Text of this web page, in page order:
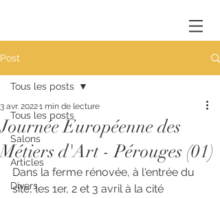
Post
Tous les posts
Salons
Articles
Divers
Tous les posts
Journée Européenne des
Métiers d'Art - Pérouges (01)
3 avr. 20221 min de lecture
Dans la ferme rénovée, à l'entrée du
site, les 1er, 2 et 3 avril à la cité